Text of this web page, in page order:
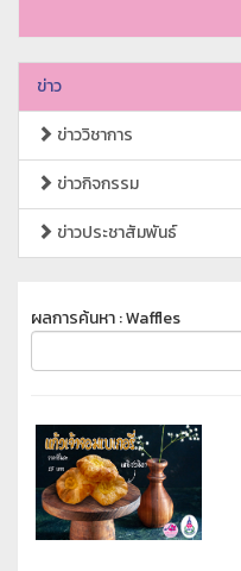
ข่าว
ข่าววิชาการ
ข่าวกิจกรรม
ข่าวประชาสัมพันธ์
ผลการค้นหา : Waffles